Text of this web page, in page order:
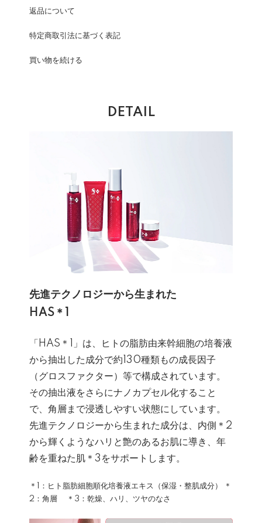
返品について
特定商取引法に基づく表記
買い物を続ける
DETAIL
先進テクノロジーから生まれた
HAS＊1
「HAS＊1」は、ヒトの脂肪由来幹細胞の培養液
から抽出した成分で約130種類もの成長因子
（グロスファクター）等で構成されています。
その抽出液をさらにナノカプセル化すること
で、角層まで浸透しやすい状態にしています。
先進テクノロジーから生まれた成分は、内側＊2
から輝くようなハリと艶のあるお肌に導き、年
齢を重ねた肌＊3をサポートします。
＊1：ヒト脂肪細胞順化培養液エキス（保湿・整肌成分） ＊
2：角層 ＊3：乾燥、ハリ、ツヤのなさ